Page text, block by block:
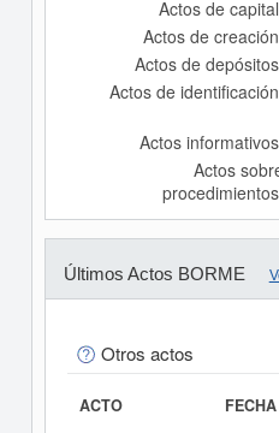
Actos de
Actos de
Actos de
Actos de
Actos
Actos
Últimos Actos BORME
Otros actos
ACTO FECHA